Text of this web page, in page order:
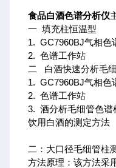
食品白酒色谱分析仪
一 填充柱恒温型
1. GC7960BJ气相色
2. 色谱工作站
二 白酒快速分析毛
1. GC7960BJ气相色
2. 色谱工作站
3. 酒分析毛细管色谱
饮用白酒的测定方法
二：大口径毛细管柱
方法原理：该方法采